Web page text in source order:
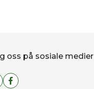
oss på sosiale medier